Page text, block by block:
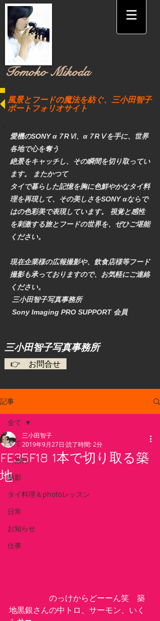
​Tomoko Mikoda
風景とフードの魔法を紡ぐ、三小田智子
ポートフォリオサイト
愛機のSONY α７RⅥ、α７RⅤを手に、世界
各地で心を奪う
絶景をキャッチし、その瞬間を切り取ってい
ます。 またかつて
タイで暮らした記憶を胸に色鮮やかなタイ料
理を再現して、その美しさをSONY αならで
はの色彩美で表現しています。 視覚と感性
を刺激する旅とフードの世界を、ぜひご堪能
ください。
現在企業様の広報撮影や、飲食店様等フード
撮影も承っておりますので、お気軽にご連絡
ください。
三小田智子写真事務所
​ Sony Imaging PRO SUPPORT 会員
​三小田智子写真事務所
👉 お問合せ
記事
全て
旅行
撮影
タイ料理＆photoレッスン
日常
お知らせ
仕事
全て
FE35F18 1本で切り取る築
地
三小田智子
2019年9月27日 読了時間: 2分
のっけからどーーん笑　築
地黒銀さんの中トロ、サーモン、いく